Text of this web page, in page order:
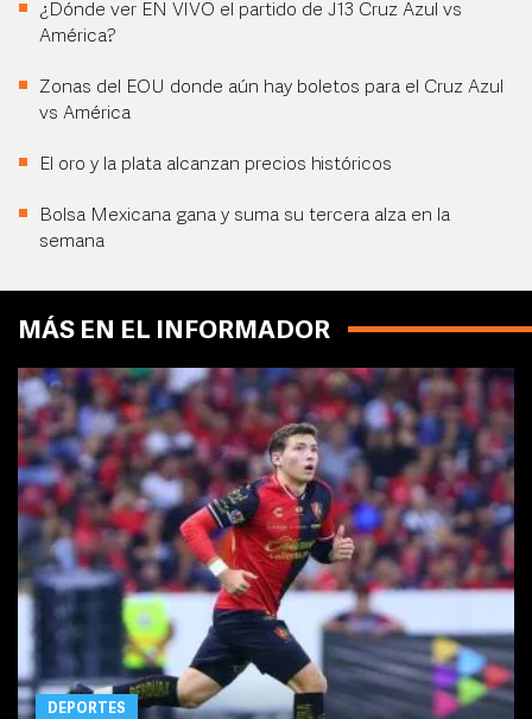
¿Dónde ver EN VIVO el partido de J13 Cruz Azul vs
América?
Zonas del EOU donde aún hay boletos para el Cruz Azul
vs América
El oro y la plata alcanzan precios históricos
Bolsa Mexicana gana y suma su tercera alza en la
semana
MÁS EN EL INFORMADOR
DEPORTES